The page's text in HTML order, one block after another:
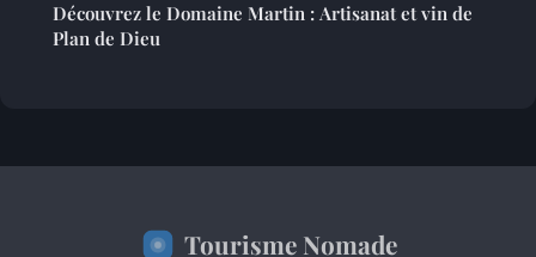
Découvrez le Domaine Martin : Artisanat et vin de
Plan de Dieu
Tourisme Nomade